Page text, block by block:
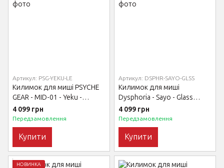
Артикул: PSG-YEKU-LE
Килимок для миші PSYCHE
GEAR - MID-01 - Yeku -
Limited Edition
4 099 грн
Передзамовлення
Купити
Артикул: DSPHR-SAYO-GLSS
Килимок для миші
Dysphoria - Sayo - Glass
Mousepad
4 099 грн
Передзамовлення
Купити
НОВИНКА